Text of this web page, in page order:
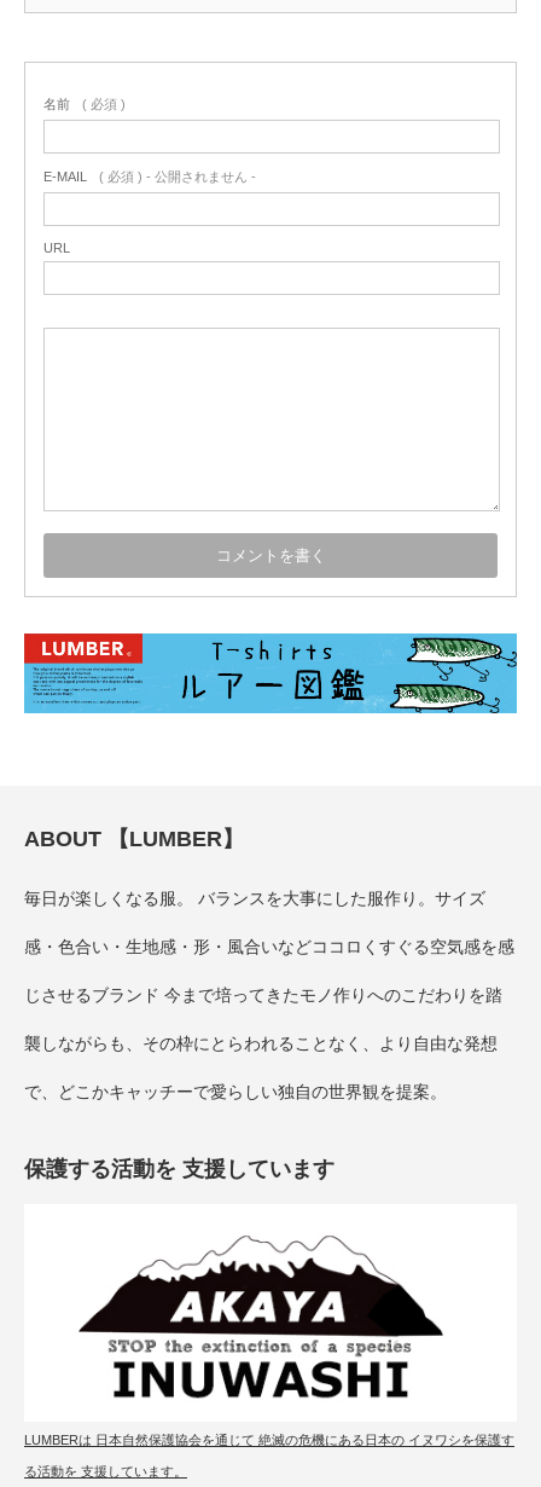
名前 ( 必須 )
E-MAIL ( 必須 ) - 公開されません -
URL
ABOUT 【LUMBER】
毎日が楽しくなる服。 バランスを大事にした服作り。サイズ
感・色合い・生地感・形・風合いなどココロくすぐる空気感を感
じさせるブランド 今まで培ってきたモノ作りへのこだわりを踏
襲しながらも、その枠にとらわれることなく、より自由な発想
で、どこかキャッチーで愛らしい独自の世界観を提案。
保護する活動を 支援しています
LUMBERは 日本自然保護協会を通じて 絶滅の危機にある日本の イヌワシを保護す
る活動を 支援しています。